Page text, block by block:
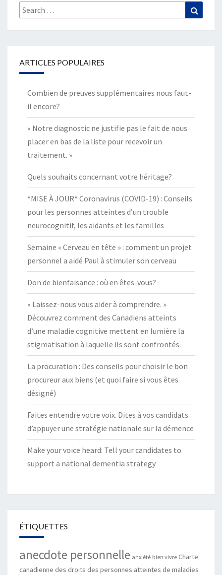
Search
for:
ARTICLES POPULAIRES
Combien de preuves supplémentaires nous faut-
il encore?
« Notre diagnostic ne justifie pas le fait de nous
placer en bas de la liste pour recevoir un
traitement. »
Quels souhaits concernant votre héritage?
*MISE À JOUR* Coronavirus (COVID-19) : Conseils
pour les personnes atteintes d’un trouble
neurocognitif, les aidants et les familles
Semaine « Cerveau en tête » : comment un projet
personnel a aidé Paul à stimuler son cerveau
Don de bienfaisance : où en êtes-vous?
« Laissez-nous vous aider à comprendre. »
Découvrez comment des Canadiens atteints
d’une maladie cognitive mettent en lumière la
stigmatisation à laquelle ils sont confrontés.
La procuration : Des conseils pour choisir le bon
procureur aux biens (et quoi faire si vous êtes
désigné)
Faites entendre votre voix. Dites à vos candidats
d’appuyer une stratégie nationale sur la démence
Make your voice heard: Tell your candidates to
support a national dementia strategy
ÉTIQUETTES
anecdote personnelle anxiété bien vivre Charte
canadienne des droits des personnes atteintes de maladies